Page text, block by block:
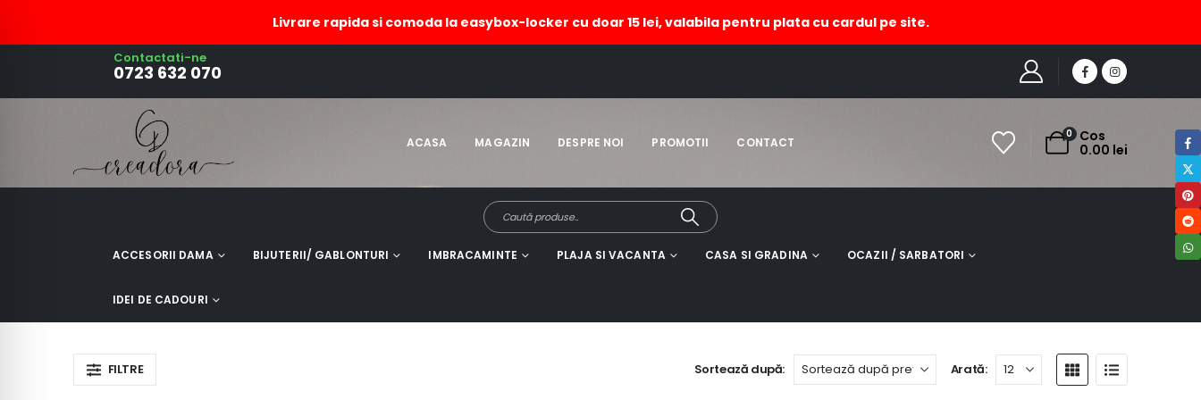
Livrare rapida si comoda la easybox-locker cu doar 15 lei, valabila pentru plata cu cardul pe site.
Contactati-ne
0723 632 070
ACASA MAGAZIN DESPRE NOI PROMOTII CONTACT
0
Cos
0.00 lei
ACCESORII DAMA BIJUTERII/ GABLONTURI IMBRACAMINTE PLAJA SI VACANTA CASA SI GRADINA OCAZII / SARBATORI
IDEI DE CADOURI
cercei cu coral PRODUCT TAG -CERCEI CU CORAL
FILTRE Sortează după: Arată: